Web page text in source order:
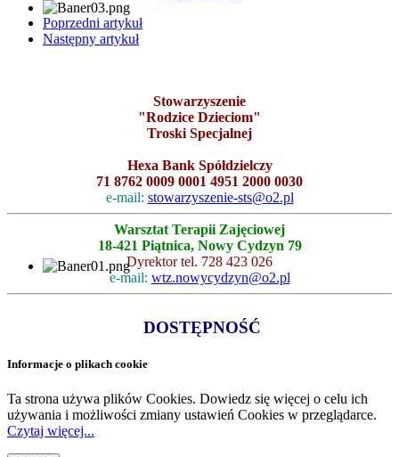
Poprzedni artykuł
Następny artykuł
Stowarzyszenie
"Rodzice Dzieciom"
Troski Specjalnej
Hexa Bank Spółdzielczy
71 8762 0009 0001 4951 2000 0030
e-mail: stowarzyszenie-sts@o2.pl
Warsztat Terapii Zajęciowej
18-421 Piątnica, Nowy Cydzyn 79
Dyrektor tel. 728 423 026
e-mail: wtz.nowycydzyn@o2.pl
DOSTĘPNOŚĆ
Informacje o plikach cookie
Ta strona używa plików Cookies. Dowiedz się więcej o celu ich
używania i możliwości zmiany ustawień Cookies w przeglądarce.
Czytaj więcej...